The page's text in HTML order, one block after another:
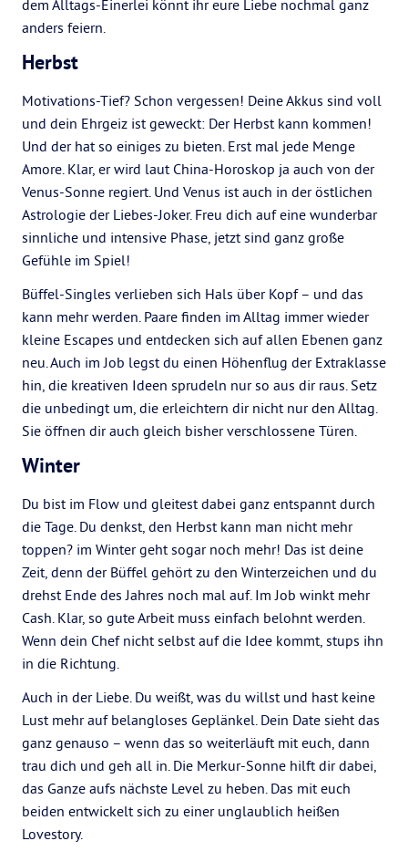
dem Alltags-Einerlei könnt ihr eure Liebe nochmal ganz
anders feiern.
Herbst
Motivations-Tief? Schon vergessen! Deine Akkus sind voll
und dein Ehrgeiz ist geweckt: Der Herbst kann kommen!
Und der hat so einiges zu bieten. Erst mal jede Menge
Amore. Klar, er wird laut China-Horoskop ja auch von der
Venus-Sonne regiert. Und Venus ist auch in der östlichen
Astrologie der Liebes-Joker. Freu dich auf eine wunderbar
sinnliche und intensive Phase, jetzt sind ganz große
Gefühle im Spiel!
Büffel-Singles verlieben sich Hals über Kopf – und das
kann mehr werden. Paare finden im Alltag immer wieder
kleine Escapes und entdecken sich auf allen Ebenen ganz
neu. Auch im Job legst du einen Höhenflug der Extraklasse
hin, die kreativen Ideen sprudeln nur so aus dir raus. Setz
die unbedingt um, die erleichtern dir nicht nur den Alltag.
Sie öffnen dir auch gleich bisher verschlossene Türen.
Winter
Du bist im Flow und gleitest dabei ganz entspannt durch
die Tage. Du denkst, den Herbst kann man nicht mehr
toppen? im Winter geht sogar noch mehr! Das ist deine
Zeit, denn der Büffel gehört zu den Winterzeichen und du
drehst Ende des Jahres noch mal auf. Im Job winkt mehr
Cash. Klar, so gute Arbeit muss einfach belohnt werden.
Wenn dein Chef nicht selbst auf die Idee kommt, stups ihn
in die Richtung.
Auch in der Liebe. Du weißt, was du willst und hast keine
Lust mehr auf belangloses Geplänkel. Dein Date sieht das
ganz genauso – wenn das so weiterläuft mit euch, dann
trau dich und geh all in. Die Merkur-Sonne hilft dir dabei,
das Ganze aufs nächste Level zu heben. Das mit euch
beiden entwickelt sich zu einer unglaublich heißen
Lovestory.